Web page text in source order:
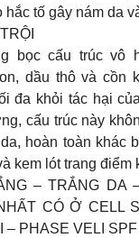
hắc tố gây nám da
bọc cấu trúc vô
dầu thô và cồn
đa khỏi tác hại
cấu trúc này
hoàn toàn khác
kem lót trang điểm
– TRẮNG DA
CÓ Ở CELL
– PHASE VELI